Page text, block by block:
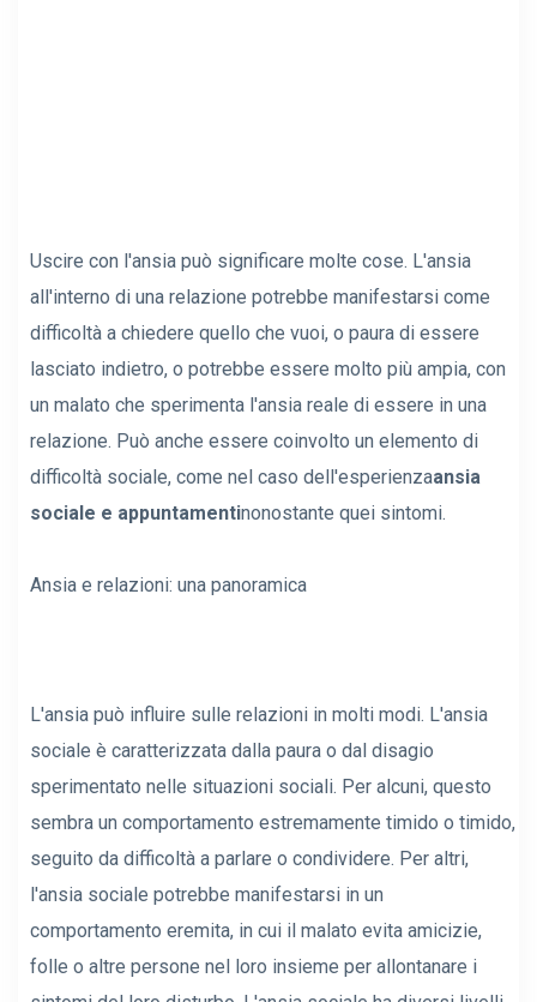
Uscire con l'ansia può significare molte cose. L'ansia
all'interno di una relazione potrebbe manifestarsi come
difficoltà a chiedere quello che vuoi, o paura di essere
lasciato indietro, o potrebbe essere molto più ampia, con
un malato che sperimenta l'ansia reale di essere in una
relazione. Può anche essere coinvolto un elemento di
difficoltà sociale, come nel caso dell'esperienzaansia
sociale e appuntamentinonostante quei sintomi.
Ansia e relazioni: una panoramica
L'ansia può influire sulle relazioni in molti modi. L'ansia
sociale è caratterizzata dalla paura o dal disagio
sperimentato nelle situazioni sociali. Per alcuni, questo
sembra un comportamento estremamente timido o timido,
seguito da difficoltà a parlare o condividere. Per altri,
l'ansia sociale potrebbe manifestarsi in un
comportamento eremita, in cui il malato evita amicizie,
folle o altre persone nel loro insieme per allontanare i